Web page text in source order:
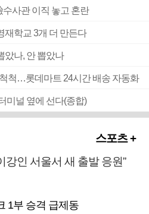
사관 이직 놓고 혼란
학교 3개 더 만든다
았나, 안 뽑았나
척…롯데마트 24시간 배송 자동화
미널 옆에 선다(종합)
스포츠 +
강인 서울서 새 출발 응원”
1부 승격 급제동